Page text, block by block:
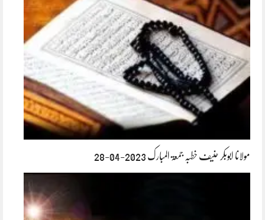
مولانا ابوبکر حنیف خطبہ جمعۃ المبارک 2023-04-28